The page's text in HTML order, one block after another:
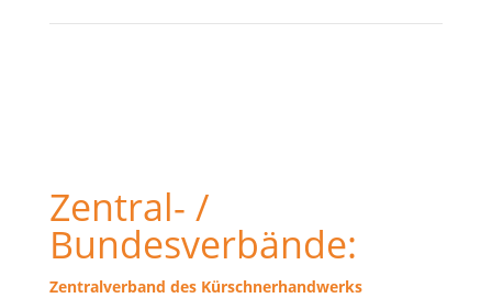
Zentral- /
Bundesverbände:
Zentralverband des Kürschnerhandwerks